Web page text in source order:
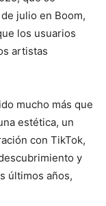
julio en Boom,
los usuarios
artistas
mucho más que
estética, un
con TikTok,
y
últimos años,